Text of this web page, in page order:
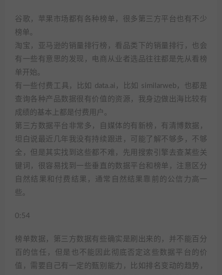
谷歌，苹果市场都有各种榜单，很多第三方平台也有不少
榜单。
淘宝，亚马逊的销量排行榜，看品类下的销量排行，也会
有一些有意思的发现，电商从业者选品往往都是先从看榜
单开始。
有一些付费工具，比如 data.ai，比如 similarweb，也都是
查询各种产品数据很有价值的资源，我身边做出海比较有
成绩的基本上都是付费用户。
第三方数据平台非常多，自媒体的有新榜，有清博数据，
坦白说最近几年我没有持续跟进，可能了解不够多，不够
全，但是其实找到这些都不难，先用搜索引擎去查某些关
键词，很容易找到一些垂直的数据平台和榜单，注意区分
自然结果和付费结果，通常自然结果靠前的公信力高一
些。
0:54
榜单数据，第三方数据有些确实是刷出来的，并不能百分
百的信任，但是也不能因此彻底否定这些数据平台的价
值，需要自己有一定的甄别能力，比如排名变动的趋势，